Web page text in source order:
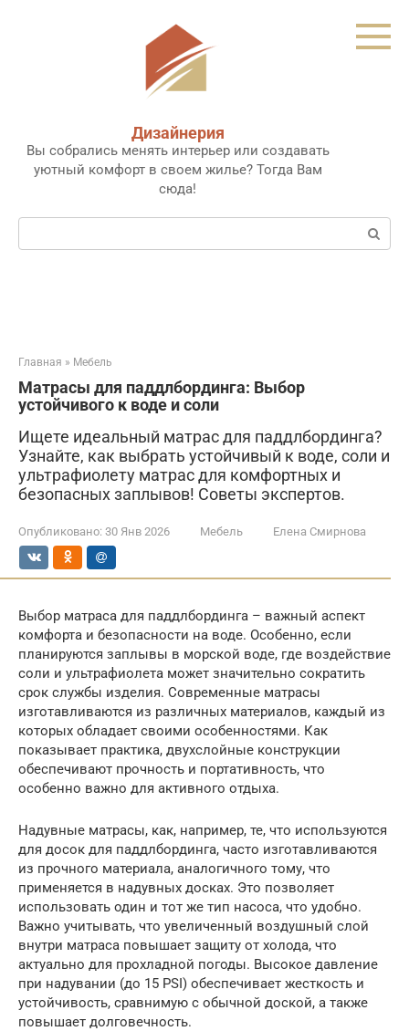
Дизайнерия
Вы собрались менять интерьер или создавать
уютный комфорт в своем жилье? Тогда Вам
сюда!
Поиск:
Главная » Мебель
Матрасы для паддлбординга: Выбор
устойчивого к воде и соли
Ищете идеальный матрас для паддлбординга?
Узнайте, как выбрать устойчивый к воде, соли и
ультрафиолету матрас для комфортных и
безопасных заплывов! Советы экспертов.
Опубликовано: 30 Янв 2026 Мебель Елена Смирнова
Выбор матраса для паддлбординга – важный аспект
комфорта и безопасности на воде. Особенно, если
планируются заплывы в морской воде, где воздействие
соли и ультрафиолета может значительно сократить
срок службы изделия. Современные матрасы
изготавливаются из различных материалов, каждый из
которых обладает своими особенностями. Как
показывает практика, двухслойные конструкции
обеспечивают прочность и портативность, что
особенно важно для активного отдыха.
Надувные матрасы, как, например, те, что используются
для досок для паддлбординга, часто изготавливаются
из прочного материала, аналогичного тому, что
применяется в надувных досках. Это позволяет
использовать один и тот же тип насоса, что удобно.
Важно учитывать, что увеличенный воздушный слой
внутри матраса повышает защиту от холода, что
актуально для прохладной погоды. Высокое давление
при надувании (до 15 PSI) обеспечивает жесткость и
устойчивость, сравнимую с обычной доской, а также
повышает долговечность.